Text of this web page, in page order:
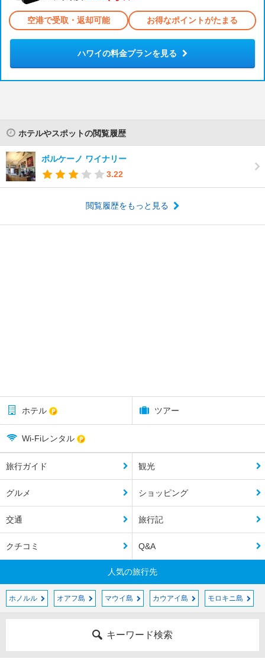
空港で受取・返却可能 お得なポイントがたまる
ハワイの料金プランを見る
ホテルやスポットの閲覧履歴
ボルケーノ ワイナリー
3.22
閲覧履歴をもっと見る
ホテル ツアー
Wi-Fiレンタル
旅行ガイド 観光
グルメ ショッピング
交通 旅行記
クチコミ Q&A
人気の旅行先
ホノルル オアフ島 マウイ島 カウアイ島 モロキニ島
キーワード検索